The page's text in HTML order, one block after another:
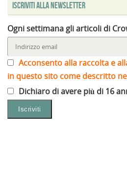
Iscriviti alla Newsletter
Ogni settimana gli articoli di
Acconsento alla raccolta e
in questo sito come descritto
Dichiaro di avere più di 16